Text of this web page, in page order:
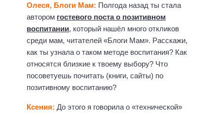
Олеся, Блоги Мам: Полгода назад ты стала
автором гостевого поста о позитивном
воспитании, который нашёл много откликов
среди мам, читателей «Блоги Мам». Расскажи,
как ты узнала о таком методе воспитания? Как
относятся близкие к твоему выбору? Что
посоветуешь почитать (книги, сайты) по
позитивному воспитанию?
Ксения: До этого я говорила о «технической»